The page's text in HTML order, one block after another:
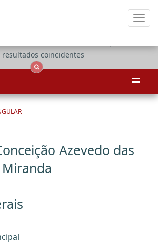
resultados coincidentes
Azevedo das
Miranda